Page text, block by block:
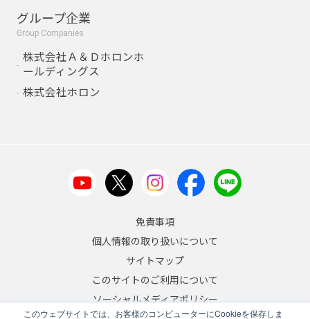
このウェブサイトでは、お客様のコンピューターにCookieを保存しま
グループ企業
Group Companies
株式会社Ａ＆Ｄホロンホ
ールディングス
株式会社ホロン
免責事項
個人情報の取り扱いについて
サイトマップ
このサイトのご利用について
ソーシャルメディアポリシー